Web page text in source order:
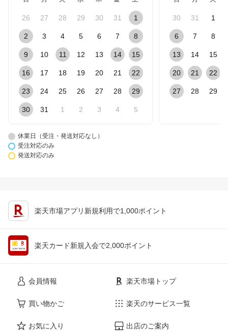
26 27 28 29 30 31 1
2 3 4 5 6 7 8
9 10 11 12 13 14 15
16 17 18 19 20 21 22
23 24 25 26 27 28 29
30 31 1 2 3 4 5
30 31 1
6 7 8
13 14 15
20 21 22
27 28 29
休業日（受注・発送対応なし）
受注対応のみ
発送対応のみ
楽天市場アプリ新規利用で1,000ポイント
楽天カード新規入会で2,000ポイント
会員情報
買い物かご
お気に入り
楽天市場トップ
楽天のサービス一覧
出店のご案内